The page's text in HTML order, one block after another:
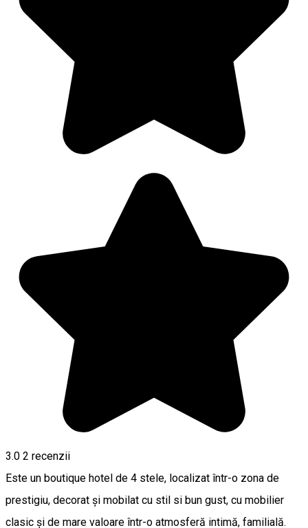
3.0 2 recenzii
Este un boutique hotel de 4 stele, localizat într-o zona de
prestigiu, decorat și mobilat cu stil si bun gust, cu mobilier
clasic și de mare valoare într-o atmosferă intimă, familială.